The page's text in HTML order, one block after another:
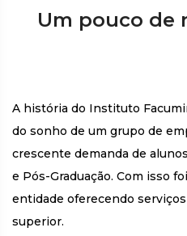
Um pouco de
A história do Instituto
do sonho de um grupo de
crescente demanda de
e Pós-Graduação. Com isso
entidade oferecendo
superior.